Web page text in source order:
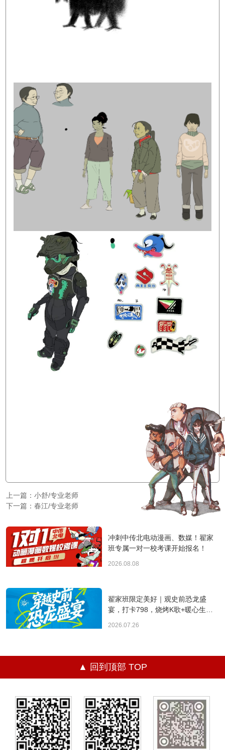
上一篇： 小舒/专业老师
下一篇： 春江/专业老师
冲刺中传北电动漫画、数媒！翟家
班专属一对一校考课开始报名！
2026.08.08
翟家班限定美好｜观史前恐龙盛
宴，打卡798，烧烤K歌+暖心生日
2026.07.26
▲ 回到顶部 TOP